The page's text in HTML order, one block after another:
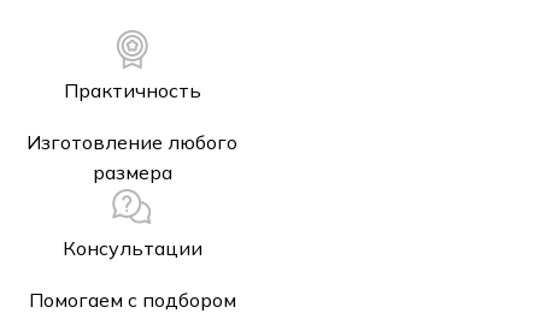
Практичность
Изготовление любого
размера
Консультации
Помогаем с подбором